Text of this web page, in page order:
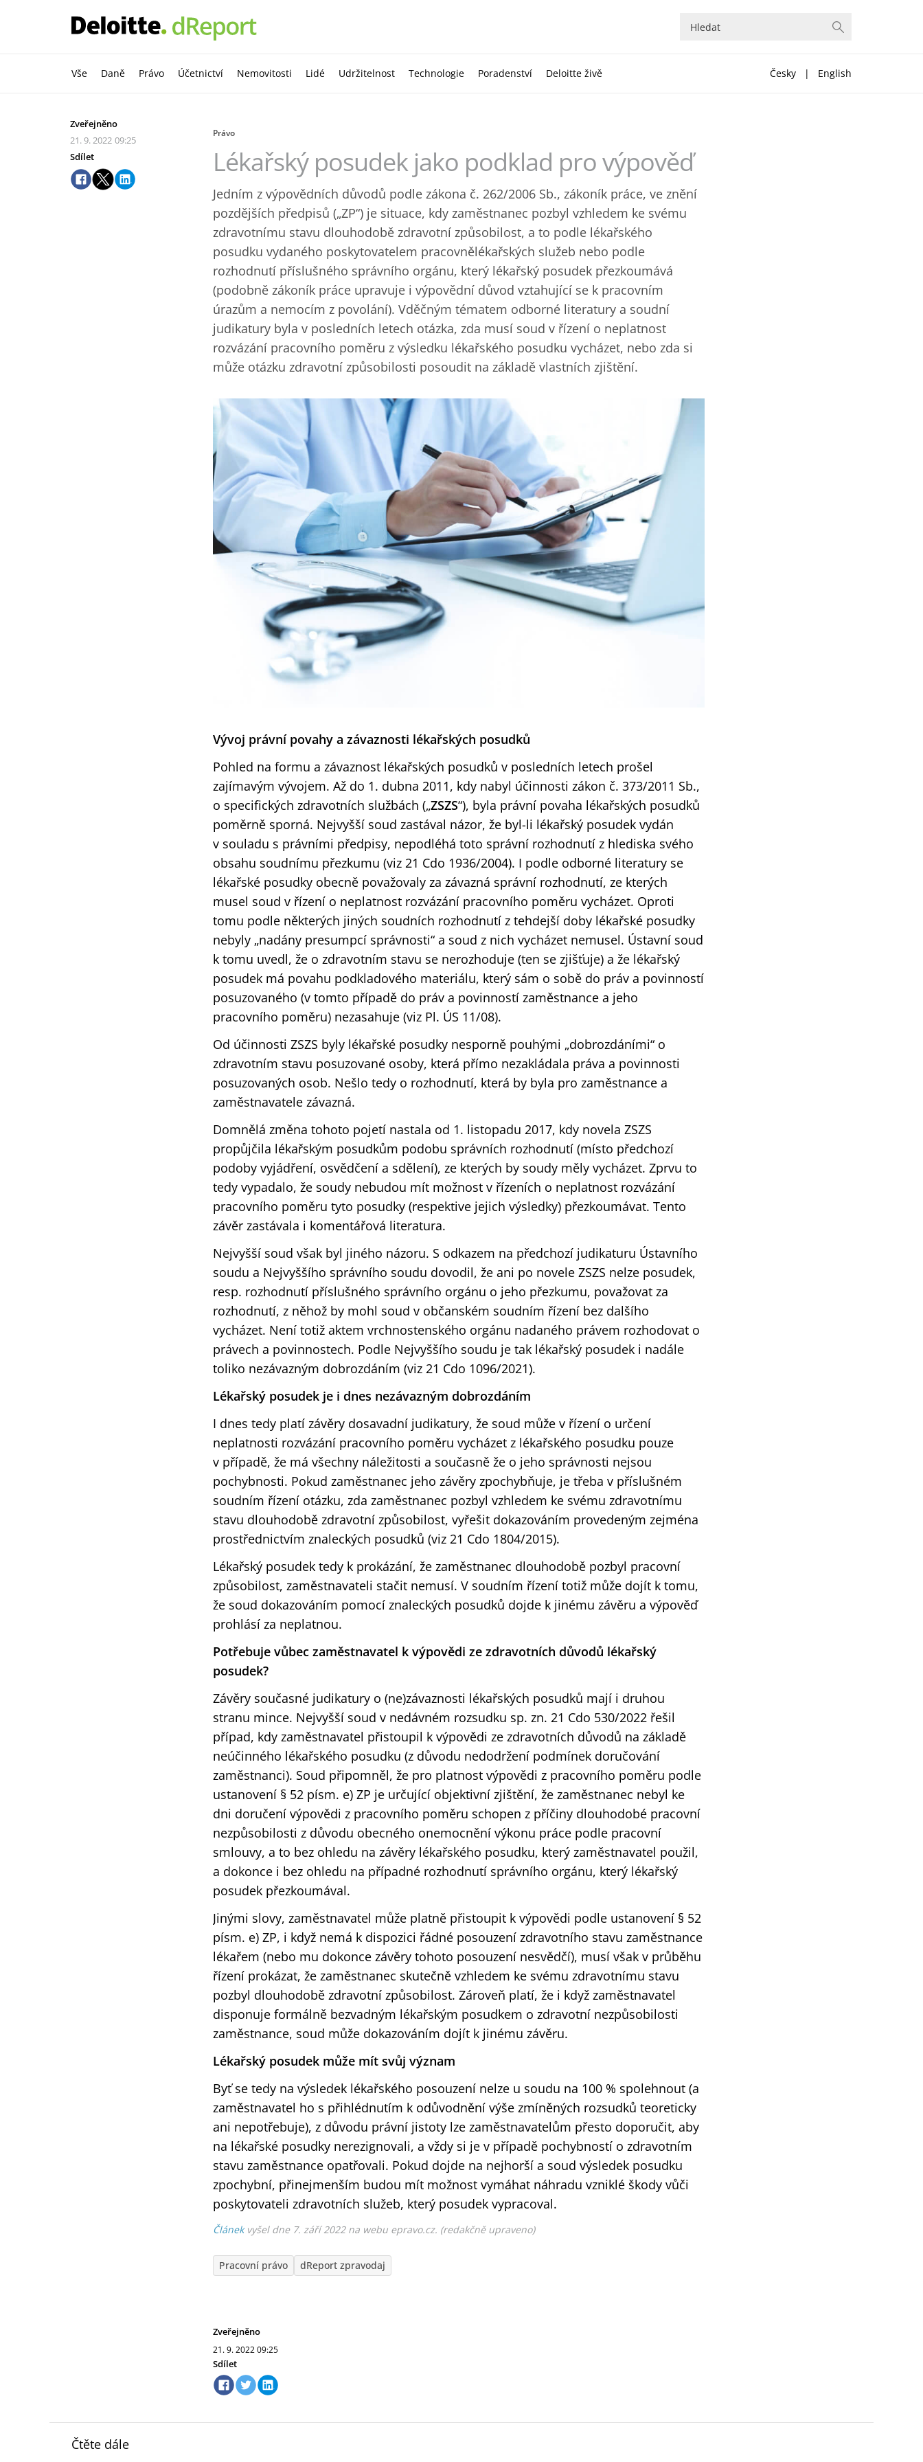
Vše Daně Právo Účetnictví Nemovitosti Lidé Udržitelnost Technologie Poradenství Deloitte živě Česky | English
Zveřejněno
21. 9. 2022 09:25
Sdílet
Právo
Lékařský posudek jako podklad pro výpověď
Jedním z výpovědních důvodů podle zákona č. 262/2006 Sb., zákoník práce, ve znění
pozdějších předpisů („ZP“) je situace, kdy zaměstnanec pozbyl vzhledem ke svému
zdravotnímu stavu dlouhodobě zdravotní způsobilost, a to podle lékařského
posudku vydaného poskytovatelem pracovnělékařských služeb nebo podle
rozhodnutí příslušného správního orgánu, který lékařský posudek přezkoumává
(podobně zákoník práce upravuje i výpovědní důvod vztahující se k pracovním
úrazům a nemocím z povolání). Vděčným tématem odborné literatury a soudní
judikatury byla v posledních letech otázka, zda musí soud v řízení o neplatnost
rozvázání pracovního poměru z výsledku lékařského posudku vycházet, nebo zda si
může otázku zdravotní způsobilosti posoudit na základě vlastních zjištění.
Vývoj právní povahy a závaznosti lékařských posudků
Pohled na formu a závaznost lékařských posudků v posledních letech prošel
zajímavým vývojem. Až do 1. dubna 2011, kdy nabyl účinnosti zákon č. 373/2011 Sb.,
o specifických zdravotních službách („ZSZS“), byla právní povaha lékařských posudků
poměrně sporná. Nejvyšší soud zastával názor, že byl-li lékařský posudek vydán
v souladu s právními předpisy, nepodléhá toto správní rozhodnutí z hlediska svého
obsahu soudnímu přezkumu (viz 21 Cdo 1936/2004). I podle odborné literatury se
lékařské posudky obecně považovaly za závazná správní rozhodnutí, ze kterých
musel soud v řízení o neplatnost rozvázání pracovního poměru vycházet. Oproti
tomu podle některých jiných soudních rozhodnutí z tehdejší doby lékařské posudky
nebyly „nadány presumpcí správnosti“ a soud z nich vycházet nemusel. Ústavní soud
k tomu uvedl, že o zdravotním stavu se nerozhoduje (ten se zjišťuje) a že lékařský
posudek má povahu podkladového materiálu, který sám o sobě do práv a povinností
posuzovaného (v tomto případě do práv a povinností zaměstnance a jeho
pracovního poměru) nezasahuje (viz Pl. ÚS 11/08).
Od účinnosti ZSZS byly lékařské posudky nesporně pouhými „dobrozdáními“ o
zdravotním stavu posuzované osoby, která přímo nezakládala práva a povinnosti
posuzovaných osob. Nešlo tedy o rozhodnutí, která by byla pro zaměstnance a
zaměstnavatele závazná.
Domnělá změna tohoto pojetí nastala od 1. listopadu 2017, kdy novela ZSZS
propůjčila lékařským posudkům podobu správních rozhodnutí (místo předchozí
podoby vyjádření, osvědčení a sdělení), ze kterých by soudy měly vycházet. Zprvu to
tedy vypadalo, že soudy nebudou mít možnost v řízeních o neplatnost rozvázání
pracovního poměru tyto posudky (respektive jejich výsledky) přezkoumávat. Tento
závěr zastávala i komentářová literatura.
Nejvyšší soud však byl jiného názoru. S odkazem na předchozí judikaturu Ústavního
soudu a Nejvyššího správního soudu dovodil, že ani po novele ZSZS nelze posudek,
resp. rozhodnutí příslušného správního orgánu o jeho přezkumu, považovat za
rozhodnutí, z něhož by mohl soud v občanském soudním řízení bez dalšího
vycházet. Není totiž aktem vrchnostenského orgánu nadaného právem rozhodovat o
právech a povinnostech. Podle Nejvyššího soudu je tak lékařský posudek i nadále
toliko nezávazným dobrozdáním (viz 21 Cdo 1096/2021).
Lékařský posudek je i dnes nezávazným dobrozdáním
I dnes tedy platí závěry dosavadní judikatury, že soud může v řízení o určení
neplatnosti rozvázání pracovního poměru vycházet z lékařského posudku pouze
v případě, že má všechny náležitosti a současně že o jeho správnosti nejsou
pochybnosti. Pokud zaměstnanec jeho závěry zpochybňuje, je třeba v příslušném
soudním řízení otázku, zda zaměstnanec pozbyl vzhledem ke svému zdravotnímu
stavu dlouhodobě zdravotní způsobilost, vyřešit dokazováním provedeným zejména
prostřednictvím znaleckých posudků (viz 21 Cdo 1804/2015).
Lékařský posudek tedy k prokázání, že zaměstnanec dlouhodobě pozbyl pracovní
způsobilost, zaměstnavateli stačit nemusí. V soudním řízení totiž může dojít k tomu,
že soud dokazováním pomocí znaleckých posudků dojde k jinému závěru a výpověď
prohlásí za neplatnou.
Potřebuje vůbec zaměstnavatel k výpovědi ze zdravotních důvodů lékařský
posudek?
Závěry současné judikatury o (ne)závaznosti lékařských posudků mají i druhou
stranu mince. Nejvyšší soud v nedávném rozsudku sp. zn. 21 Cdo 530/2022 řešil
případ, kdy zaměstnavatel přistoupil k výpovědi ze zdravotních důvodů na základě
neúčinného lékařského posudku (z důvodu nedodržení podmínek doručování
zaměstnanci). Soud připomněl, že pro platnost výpovědi z pracovního poměru podle
ustanovení § 52 písm. e) ZP je určující objektivní zjištění, že zaměstnanec nebyl ke
dni doručení výpovědi z pracovního poměru schopen z příčiny dlouhodobé pracovní
nezpůsobilosti z důvodu obecného onemocnění výkonu práce podle pracovní
smlouvy, a to bez ohledu na závěry lékařského posudku, který zaměstnavatel použil,
a dokonce i bez ohledu na případné rozhodnutí správního orgánu, který lékařský
posudek přezkoumával.
Jinými slovy, zaměstnavatel může platně přistoupit k výpovědi podle ustanovení § 52
písm. e) ZP, i když nemá k dispozici řádné posouzení zdravotního stavu zaměstnance
lékařem (nebo mu dokonce závěry tohoto posouzení nesvědčí), musí však v průběhu
řízení prokázat, že zaměstnanec skutečně vzhledem ke svému zdravotnímu stavu
pozbyl dlouhodobě zdravotní způsobilost. Zároveň platí, že i když zaměstnavatel
disponuje formálně bezvadným lékařským posudkem o zdravotní nezpůsobilosti
zaměstnance, soud může dokazováním dojít k jinému závěru.
Lékařský posudek může mít svůj význam
Byť se tedy na výsledek lékařského posouzení nelze u soudu na 100 % spolehnout (a
zaměstnavatel ho s přihlédnutím k odůvodnění výše zmíněných rozsudků teoreticky
ani nepotřebuje), z důvodu právní jistoty lze zaměstnavatelům přesto doporučit, aby
na lékařské posudky nerezignovali, a vždy si je v případě pochybností o zdravotním
stavu zaměstnance opatřovali. Pokud dojde na nejhorší a soud výsledek posudku
zpochybní, přinejmenším budou mít možnost vymáhat náhradu vzniklé škody vůči
poskytovateli zdravotních služeb, který posudek vypracoval.
Článekvyšel dne 7. září 2022 na webu epravo.cz. (redakčně upraveno)
Pracovní právo dReport zpravodaj
Zveřejněno
21. 9. 202209:25
Sdílet
Čtěte dále